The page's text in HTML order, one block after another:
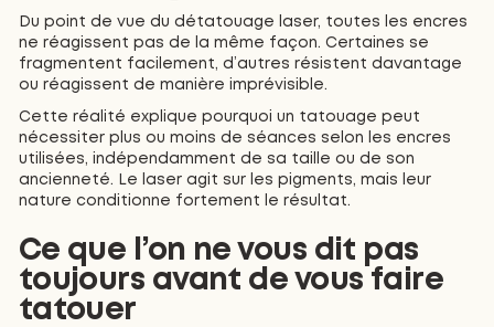
Du point de vue du détatouage laser, toutes les encres
ne réagissent pas de la même façon. Certaines se
fragmentent facilement, d’autres résistent davantage
ou réagissent de manière imprévisible.
Cette réalité explique pourquoi un tatouage peut
nécessiter plus ou moins de séances selon les encres
utilisées, indépendamment de sa taille ou de son
ancienneté. Le laser agit sur les pigments, mais leur
nature conditionne fortement le résultat.
Ce que l’on ne vous dit pas
toujours avant de vous faire
tatouer